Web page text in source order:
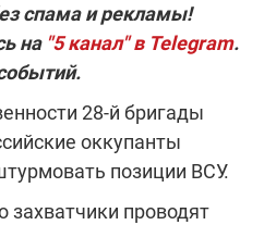
спама и рекламы!
на "5 канал" в Telegram.
28-й бригады
оккупанты
позиции ВСУ.
захватчики проводят